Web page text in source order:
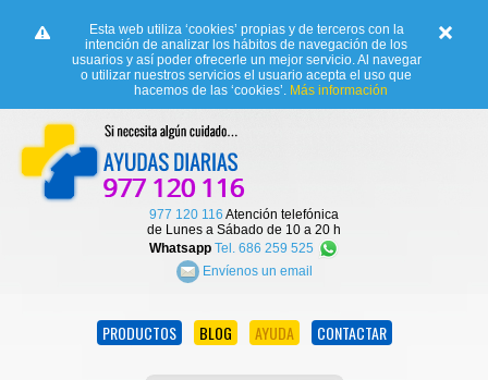
Esta web utiliza ‘cookies’ propias y de terceros con la
intención de analizar los hábitos de navegación de los
usuarios y así poder ofrecerle un mejor servicio. Al navegar
o utilizar nuestros servicios el usuario acepta el uso que
hacemos de las ‘cookies’. Más información
977 120 116 Atención telefónica
de Lunes a Sábado de 10 a 20 h
Whatsapp Tel. 686 259 525
Envíenos un email
PRODUCTOS BLOG AYUDA CONTACTAR